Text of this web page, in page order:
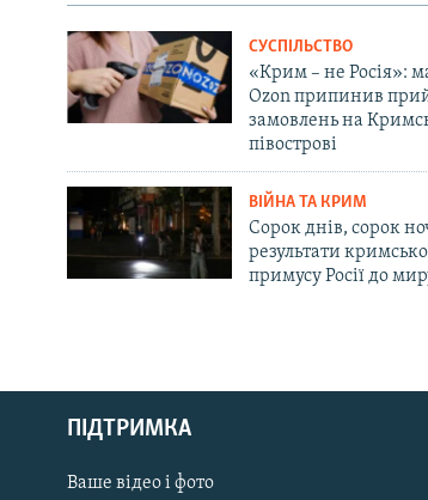
Русский
Qırımtatar
ДОЛУЧАЙСЯ!
СУСПІЛЬСТВО
«Крим – не Росія»:
Ozon припинив
замовлень на
півострові
ВІЙНА ТА КРИМ
Сорок днів, сорок
результати
примусу Росії до
ПІДТРИМКА
Ваше відео і фото